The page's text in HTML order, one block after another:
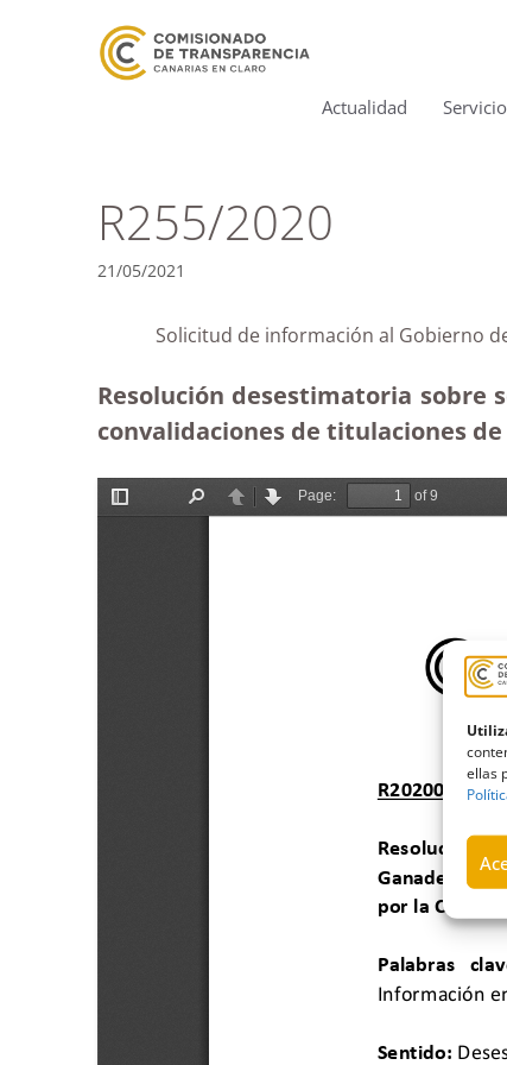
ellas
Actualidad
R255/2020
21/05/2021
Solicitud de información al Gobierno
Resolución desestimatoria sobre
convalidaciones de titulaciones